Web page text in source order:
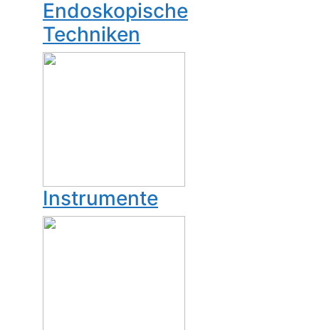
Endoskopische
Techniken
Instrumente